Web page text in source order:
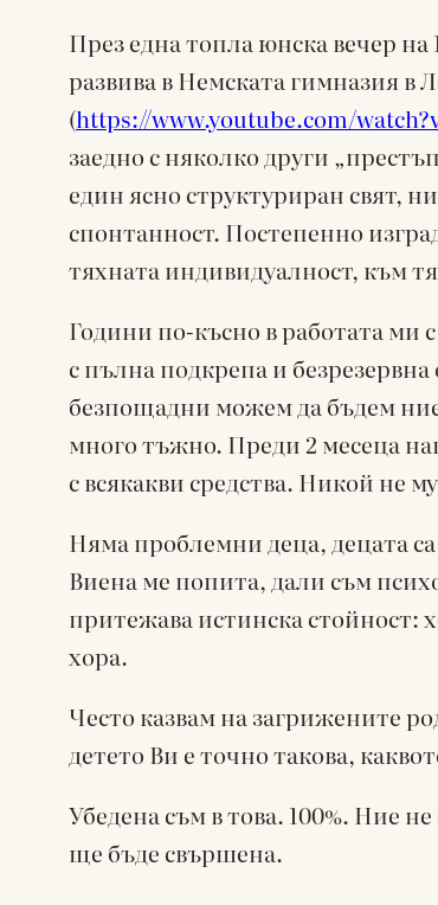
През една топла юнска вечер на
развива в Немската гимназия в
(https://www.youtube.com/
заедно с няколко други
един ясно структуриран свят,
спонтанност. Постепенно
тяхната индивидуалност, към
Години по-късно в работата ми
с пълна подкрепа и
безпощадни можем да бъдем
много тъжно. Преди 2 месеца
с всякакви средства. Никой не
Няма проблемни деца, децата
Виена ме попита, дали съм
притежава истинска стойност:
хора.
Често казвам на загрижените
детето Ви е точно такова,
Убедена съм в това. 100%. Ние
ще бъде свършена.